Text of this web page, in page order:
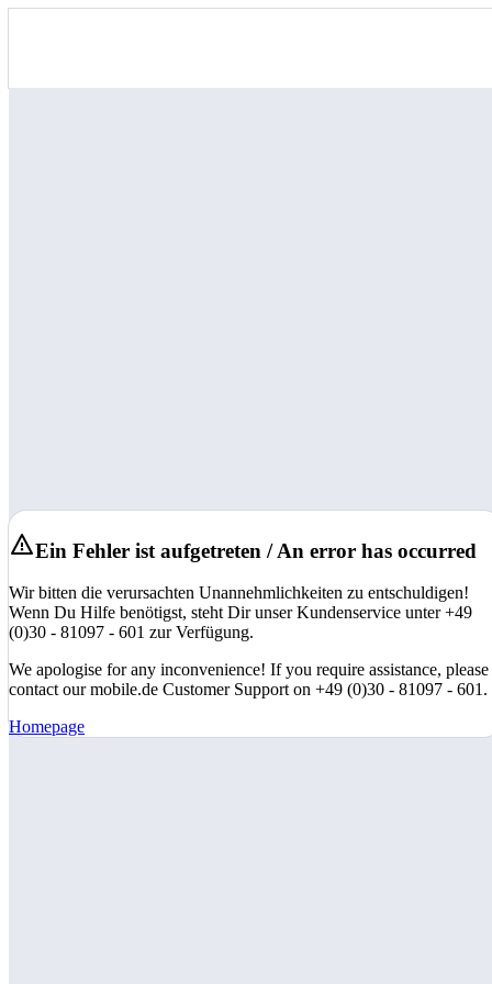
Ein Fehler ist aufgetreten / An error has occurred
Wir bitten die verursachten Unannehmlichkeiten zu entschuldigen!
Wenn Du Hilfe benötigst, steht Dir unser Kundenservice unter +49
(0)30 - 81097 - 601 zur Verfügung.
We apologise for any inconvenience! If you require assistance, please
contact our mobile.de Customer Support on +49 (0)30 - 81097 - 601.
Homepage